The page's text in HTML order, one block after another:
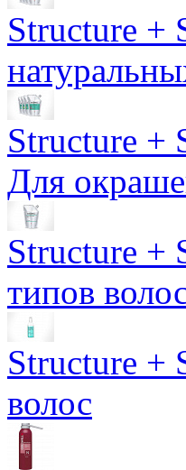
Structure +
Structure +
Для
Structure +
типов
Structure +
волос